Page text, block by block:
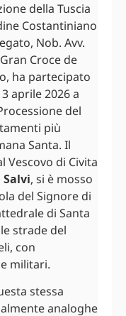
della Tuscia
Costantiniano
Nob. Avv.
Croce de
ha partecipato
aprile 2026 a
del
più
Santa. Il
Vescovo di Civita
Salvi, si è mosso
del Signore di
di Santa
strade del
con
militari.
stessa
analoghe